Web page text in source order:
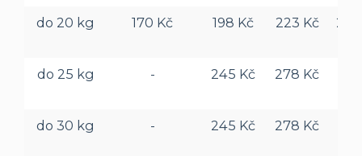
do 20 kg 170 Kč 198 Kč 223 Kč
do 25 kg - 245 Kč 278 Kč
do 30 kg - 245 Kč 278 Kč